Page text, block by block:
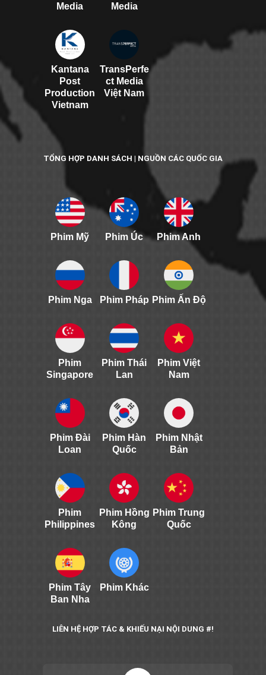
Media
Media
Kantana
Post
Production
Vietnam
TransPerfe
ct Media
Việt Nam
TỔNG HỢP DANH SÁCH | NGUỒN CÁC QUỐC GIA
Phim Mỹ Phim Úc Phim Anh
Phim Nga Phim Pháp Phim Ấn Độ
Phim
Singapore
Phim Thái
Lan
Phim Việt
Nam
Phim Đài
Loan
Phim Hàn
Quốc
Phim Nhật
Bản
Phim
Philippines
Phim Hồng
Kông
Phim Trung
Quốc
Phim Tây
Ban Nha
Phim Khác
LIÊN HỆ HỢP TÁC & KHIẾU NẠI NỘI DUNG #!